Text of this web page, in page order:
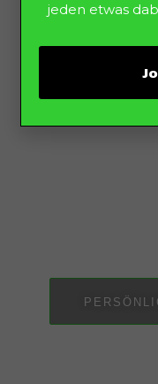
jeden etwas